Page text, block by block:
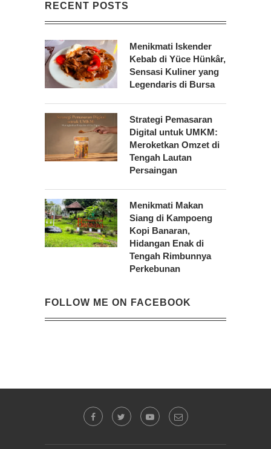
RECENT POSTS
Menikmati Iskender
Kebab di Yüce Hünkâr,
Sensasi Kuliner yang
Legendaris di Bursa
Strategi Pemasaran
Digital untuk UMKM:
Meroketkan Omzet di
Tengah Lautan
Persaingan
Menikmati Makan
Siang di Kampoeng
Kopi Banaran,
Hidangan Enak di
Tengah Rimbunnya
Perkebunan
FOLLOW ME ON FACEBOOK